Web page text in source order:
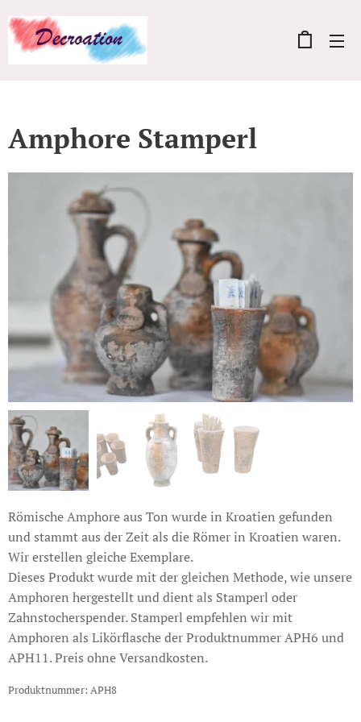
Amphore Stamperl
Römische Amphore aus Ton wurde in Kroatien gefunden
und stammt aus der Zeit als die Römer in Kroatien waren.
Wir erstellen gleiche Exemplare.
Dieses Produkt wurde mit der gleichen Methode, wie unsere
Amphoren hergestellt und dient als Stamperl oder
Zahnstocherspender. Stamperl empfehlen wir mit
Amphoren als Likörflasche der Produktnummer APH6 und
APH11. Preis ohne Versandkosten.
Produktnummer: APH8